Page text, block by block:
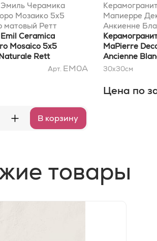
Черамика
Мозаико 5x5
матовый Ретт
Ceramica
Mosaico 5x5
Rett
Арт. EM0A
+ В корзину
Мапиерре
Анкиенне
30x30x0,95
MaPierre
Ancienne
30x30x0,95
30x30см
Цена по
товары